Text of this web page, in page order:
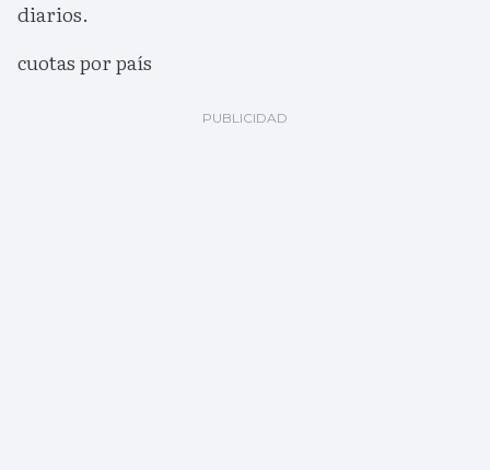
diarios.
cuotas por país